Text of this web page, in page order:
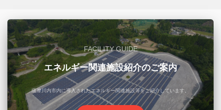
FACILITY GUIDE
エネルギー関連施設紹介のご案内
薩摩川内市内に導入されたエネルギー関連施設等をご紹介しています。